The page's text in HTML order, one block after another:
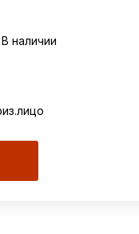
В наличии